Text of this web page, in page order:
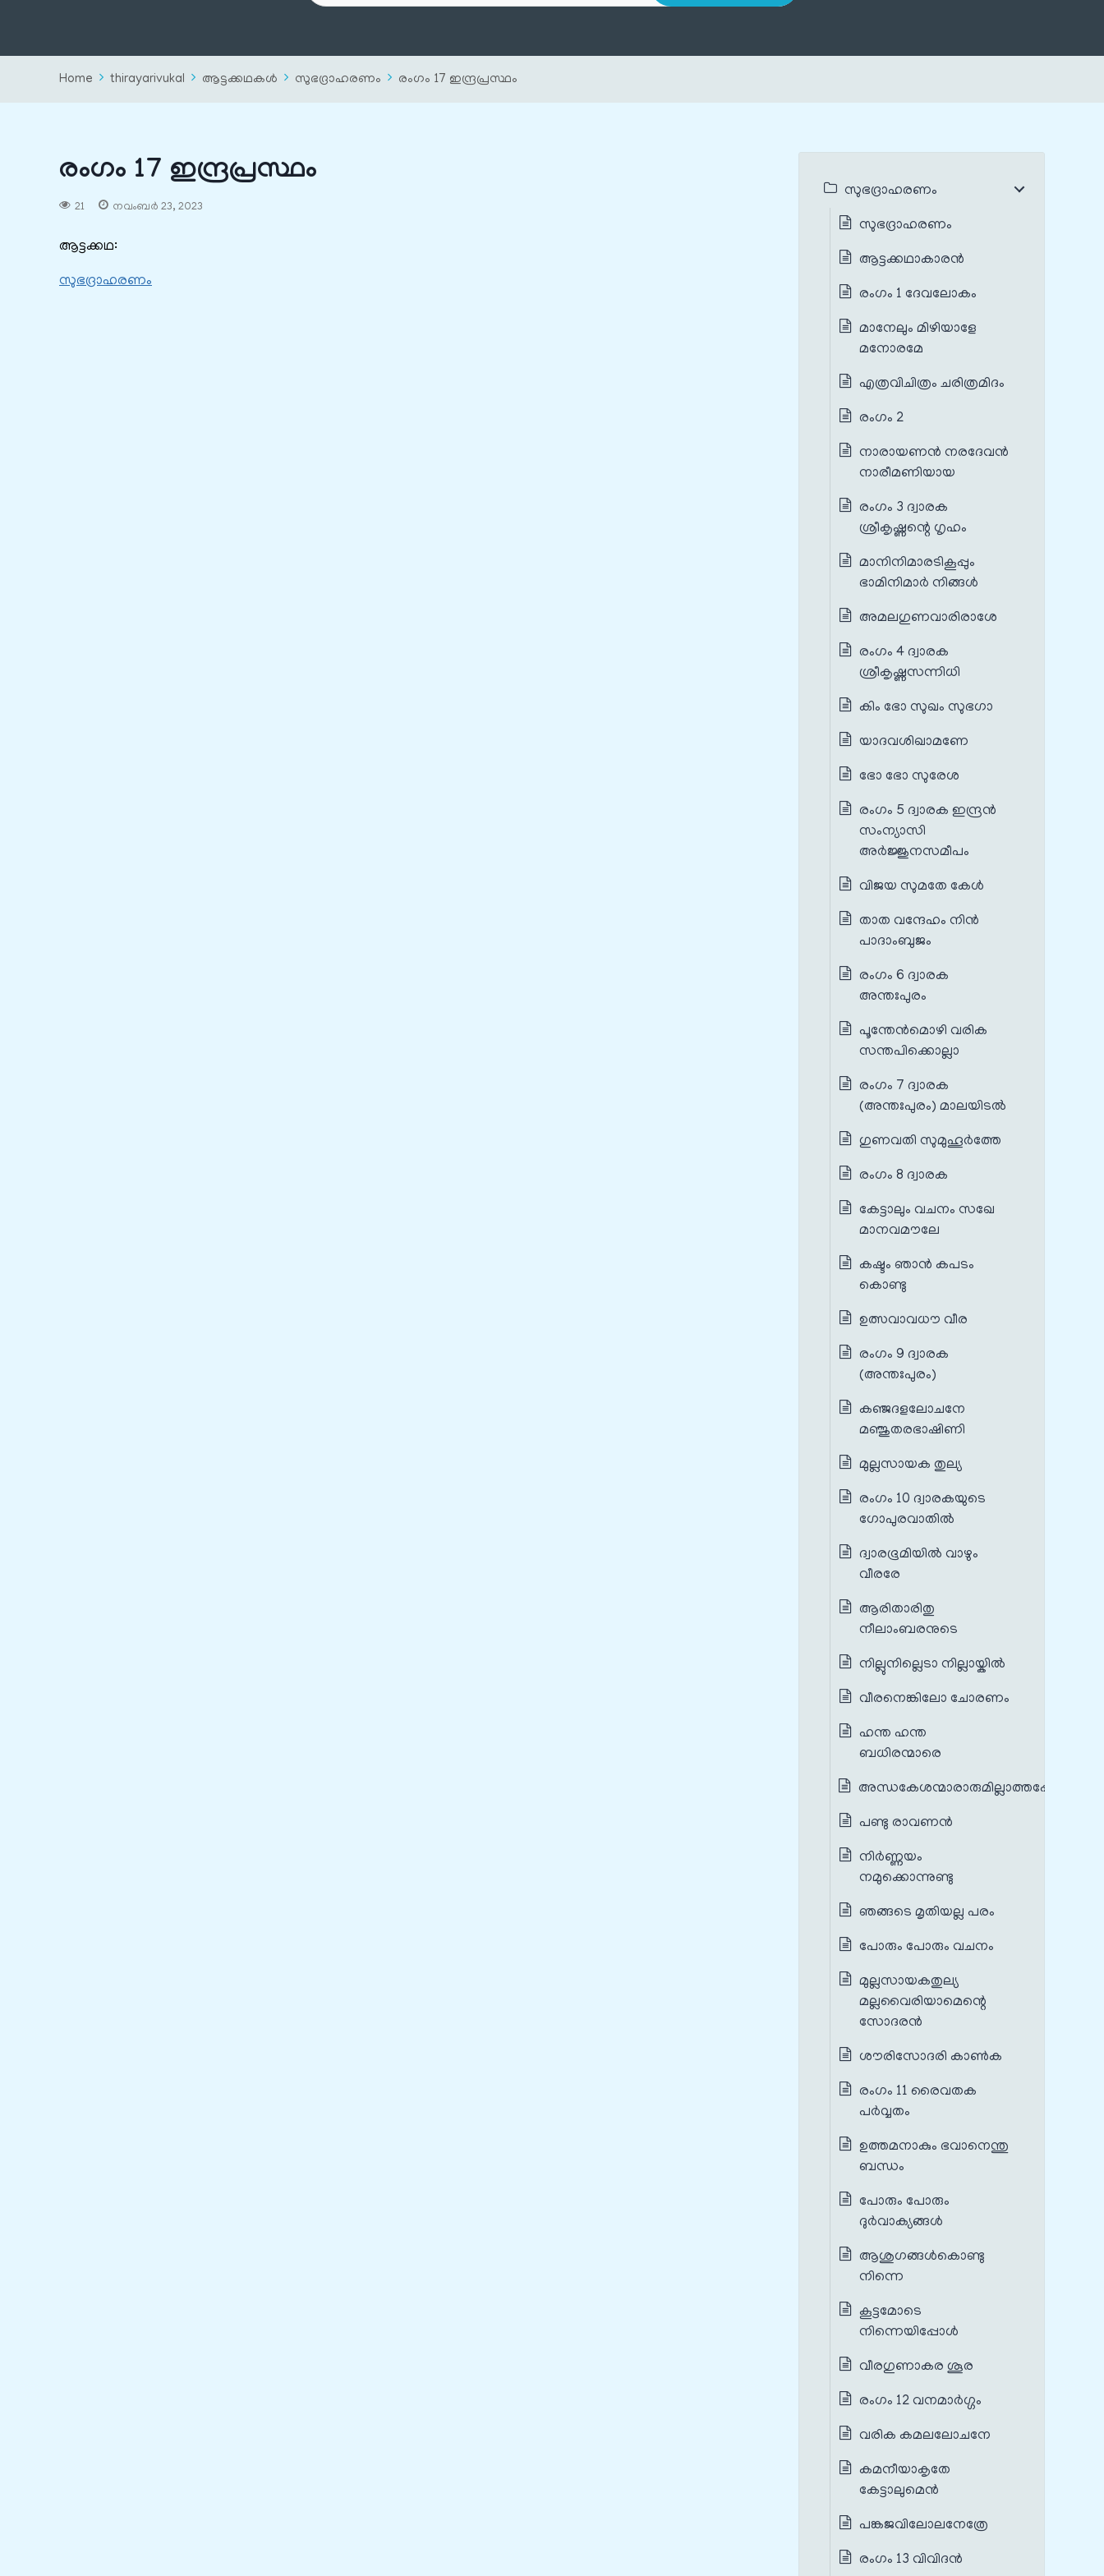
Home thirayarivukal ആട്ടക്കഥകൾ സുഭദ്രാഹരണം രംഗം 17 ഇന്ദ്രപ്രസ്ഥം
രംഗം 17 ഇന്ദ്രപ്രസ്ഥം
21 നവംബർ 23, 2023
ആട്ടക്കഥ:
സുഭദ്രാഹരണം
സുഭദ്രാഹരണം
സുഭദ്രാഹരണം
ആട്ടക്കഥാകാരൻ
രംഗം 1 ദേവലോകം
മാനേലും മിഴിയാളേ
മനോരമേ
എത്രവിചിത്രം ചരിത്രമിദം
രംഗം 2
നാരായണൻ നരദേവൻ
നാരീമണിയായ
രംഗം 3 ദ്വാരക
ശ്രീകൃഷ്ണന്റെ ഗൃഹം
മാനിനിമാരടികൂപ്പും
ഭാമിനിമാർ നിങ്ങൾ
അമലഗുണവാരിരാശേ
രംഗം 4 ദ്വാരക
ശ്രീകൃഷ്ണസന്നിധി
കിം ഭോ സുഖം സുഭഗാ
യാദവശിഖാമണേ
ഭോ ഭോ സുരേശ
രംഗം 5 ദ്വാരക ഇന്ദ്രൻ
സംന്യാസി
അർജ്ജുനസമീപം
വിജയ സുമതേ കേൾ
താത വന്ദേഹം നിൻ
പാദാംബുജം
രംഗം 6 ദ്വാരക
അന്തഃപുരം
പൂന്തേൻമൊഴി വരിക
സന്തപിക്കൊല്ലാ
രംഗം 7 ദ്വാരക
(അന്തഃപുരം) മാലയിടൽ
ഗുണവതി സുമുഹൂർത്തേ
രംഗം 8 ദ്വാരക
കേട്ടാലും വചനം സഖേ
മാനവമൗലേ
കഷ്ടം ഞാൻ കപടം
കൊണ്ടു
ഉത്സവാവധൗ വീര
രംഗം 9 ദ്വാരക
(അന്തഃപുരം)
കഞ്ജദളലോചനേ
മഞ്ജുതരഭാഷിണി
മുല്ലസായക തുല്യ
രംഗം 10 ദ്വാരകയുടെ
ഗോപുരവാതിൽ
ദ്വാരഭൂമിയിൽ വാഴും
വീരരേ
ആരിതാരിതു
നീലാംബരനുടെ
നില്ലുനില്ലെടാ നില്ലായ്കിൽ
വീരനെങ്കിലോ ചോരണം
ഹന്ത ഹന്ത
ബധിരന്മാരെ
അന്ധകേശന്മാരാരുമില്ലാത്തപ്പോൾ
പണ്ടു രാവണൻ
നിർണ്ണയം
നമുക്കൊന്നുണ്ടു
ഞങ്ങടെ മൃതിയല്ല പരം
പോരും പോരും വചനം
മുല്ലസായകതുല്യ
മല്ലവൈരിയാമെന്റെ
സോദരൻ
ശൗരിസോദരി കാൺക
രംഗം 11 രൈവതക
പർവ്വതം
ഉത്തമനാകും ഭവാനെന്തു
ബന്ധം
പോരും പോരും
ദുർവാക്യങ്ങൾ
ആശുഗങ്ങൾകൊണ്ടു
നിന്നെ
കൂട്ടമോടെ
നിന്നെയിപ്പോൾ
വീരഗുണാകര ശൂര
രംഗം 12 വനമാർഗ്ഗം
വരിക കമലലോചനേ
കമനീയാകൃതേ
കേട്ടാലുമെൻ
പങ്കജവിലോലനേത്രേ
രംഗം 13 വിവിദൻ